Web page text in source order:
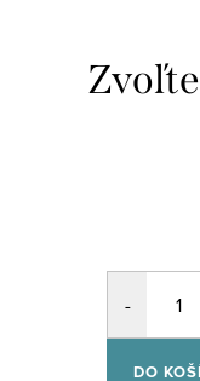
DO